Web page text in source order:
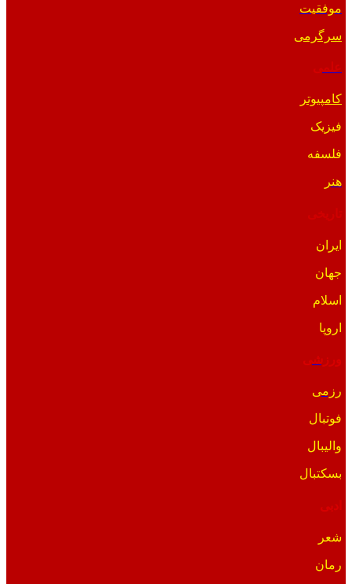
موفقیت
سرگرمی
کامپیوتر
فیزیک
فلسفه
هنر
ایران
جهان
اسلام
اروپا
ورزشی
رزمی
فوتبال
والیبال
بسکتبال
ادبی
شعر
رمان